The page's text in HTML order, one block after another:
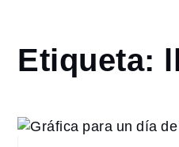
Home
portfolio
Etiqueta: